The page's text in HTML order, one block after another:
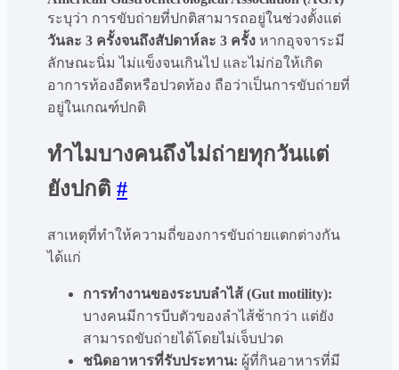
ระบุว่า การขับถ่ายที่ปกติสามารถอยู่ในช่วงตั้งแต่
วันละ 3 ครั้งจนถึงสัปดาห์ละ 3 ครั้ง หากอุจจาระมี
ลักษณะนิ่ม ไม่แข็งจนเกินไป และไม่ก่อให้เกิด
อาการท้องอืดหรือปวดท้อง ถือว่าเป็นการขับถ่ายที่
อยู่ในเกณฑ์ปกติ
ทำไมบางคนถึงไม่ถ่ายทุกวันแต่
ยังปกติ #
สาเหตุที่ทำให้ความถี่ของการขับถ่ายแตกต่างกัน
ได้แก่
การทำงานของระบบลำไส้ (Gut motility):
บางคนมีการบีบตัวของลำไส้ช้ากว่า แต่ยัง
สามารถขับถ่ายได้โดยไม่เจ็บปวด
ชนิดอาหารที่รับประทาน: ผู้ที่กินอาหารที่มี